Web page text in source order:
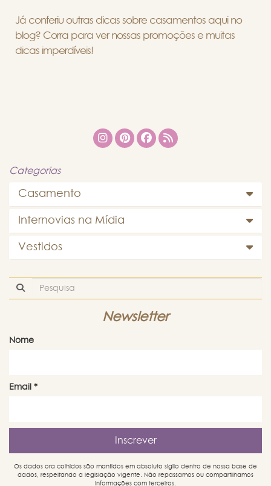
Já conferiu outras dicas sobre casamentos aqui no
blog? Corra para ver nossas promoções e muitas
dicas imperdíveis!
Categorias
Casamento
Internovias na Mídia
Vestidos
Newsletter
Nome
Email *
Os dados ora colhidos são mantidos em absoluto sigilo dentro de nossa base de
dados, respeitando a legislação vigente. Não repassamos ou compartilhamos
informações com terceiros.